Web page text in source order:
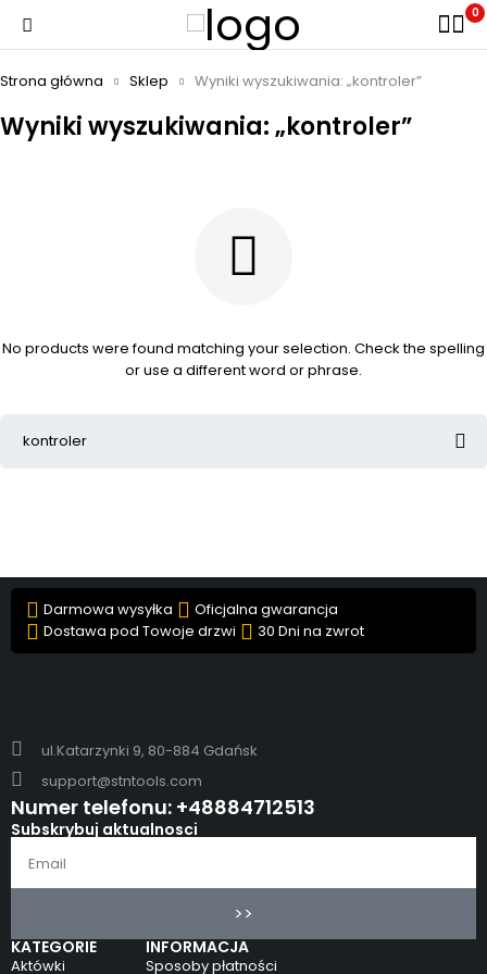
0
Wyniki wyszukiwania: „kontroler”
Strona główna Sklep Wyniki wyszukiwania: „kontroler”
No products were found matching your selection. Check the spelling
or use a different word or phrase.
Darmowa wysyłka
Oficjalna gwarancja
Dostawa pod Towoje drzwi
30 Dni na zwrot
ul.Katarzynki 9, 80-884 Gdańsk
support@stntools.com
Numer telefonu: +48884712513
KATEGORIE
Aktówki
INFORMACJA
Sposoby płatności
Subskrybuj aktualnosci
>>